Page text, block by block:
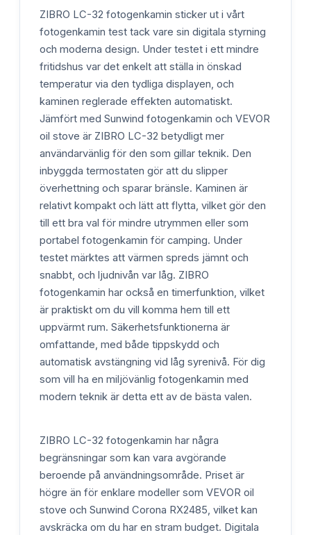
ZIBRO LC-32 fotogenkamin sticker ut i vårt
fotogenkamin test tack vare sin digitala styrning
och moderna design. Under testet i ett mindre
fritidshus var det enkelt att ställa in önskad
temperatur via den tydliga displayen, och
kaminen reglerade effekten automatiskt.
Jämfört med Sunwind fotogenkamin och VEVOR
oil stove är ZIBRO LC-32 betydligt mer
användarvänlig för den som gillar teknik. Den
inbyggda termostaten gör att du slipper
överhettning och sparar bränsle. Kaminen är
relativt kompakt och lätt att flytta, vilket gör den
till ett bra val för mindre utrymmen eller som
portabel fotogenkamin för camping. Under
testet märktes att värmen spreds jämnt och
snabbt, och ljudnivån var låg. ZIBRO
fotogenkamin har också en timerfunktion, vilket
är praktiskt om du vill komma hem till ett
uppvärmt rum. Säkerhetsfunktionerna är
omfattande, med både tippskydd och
automatisk avstängning vid låg syrenivå. För dig
som vill ha en miljövänlig fotogenkamin med
modern teknik är detta ett av de bästa valen.
ZIBRO LC-32 fotogenkamin har några
begränsningar som kan vara avgörande
beroende på användningsområde. Priset är
högre än för enklare modeller som VEVOR oil
stove och Sunwind Corona RX2485, vilket kan
avskräcka om du har en stram budget. Digitala